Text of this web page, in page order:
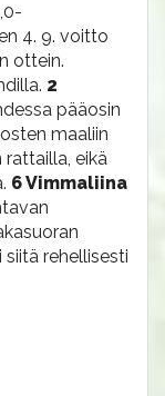
4. 9. voitto
ottein.
2
pääosin
maaliin
rattailla, eikä
6 Vimmaliina
rehellisesti